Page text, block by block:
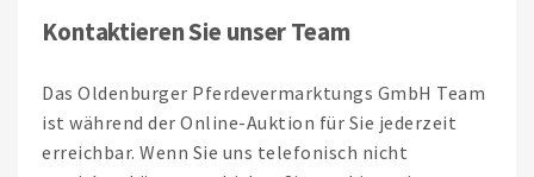
Kontaktieren Sie unser Team
Das Oldenburger Pferdevermarktungs GmbH Team
ist während der Online-Auktion für Sie jederzeit
erreichbar. Wenn Sie uns telefonisch nicht